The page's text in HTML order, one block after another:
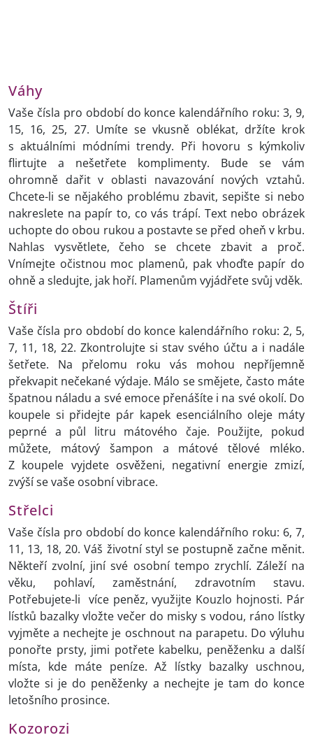
Váhy
Vaše čísla pro období do konce kalendářního roku: 3, 9,
15, 16, 25, 27. Umíte se vkusně oblékat, držíte krok
s aktuálními módními trendy. Při hovoru s kýmkoliv
flirtujte a nešetřete komplimenty. Bude se vám
ohromně dařit v oblasti navazování nových vztahů.
Chcete-li se nějakého problému zbavit, sepište si nebo
nakreslete na papír to, co vás trápí. Text nebo obrázek
uchopte do obou rukou a postavte se před oheň v krbu.
Nahlas vysvětlete, čeho se chcete zbavit a proč.
Vnímejte očistnou moc plamenů, pak vhoďte papír do
ohně a sledujte, jak hoří. Plamenům vyjádřete svůj vděk.
Štíři
Vaše čísla pro období do konce kalendářního roku: 2, 5,
7, 11, 18, 22. Zkontrolujte si stav svého účtu a i nadále
šetřete. Na přelomu roku vás mohou nepříjemně
překvapit nečekané výdaje. Málo se smějete, často máte
špatnou náladu a své emoce přenášíte i na své okolí. Do
koupele si přidejte pár kapek esenciálního oleje máty
peprné a půl litru mátového čaje. Použijte, pokud
můžete, mátový šampon a mátové tělové mléko.
Z koupele vyjdete osvěženi, negativní energie zmizí,
zvýší se vaše osobní vibrace.
Střelci
Vaše čísla pro období do konce kalendářního roku: 6, 7,
11, 13, 18, 20. Váš životní styl se postupně začne měnit.
Někteří zvolní, jiní své osobní tempo zrychlí. Záleží na
věku, pohlaví, zaměstnání, zdravotním stavu.
Potřebujete-li více peněz, využijte Kouzlo hojnosti. Pár
lístků bazalky vložte večer do misky s vodou, ráno lístky
vyjměte a nechejte je oschnout na parapetu. Do výluhu
ponořte prsty, jimi potřete kabelku, peněženku a další
místa, kde máte peníze. Až lístky bazalky uschnou,
vložte si je do peněženky a nechejte je tam do konce
letošního prosince.
Kozorozi